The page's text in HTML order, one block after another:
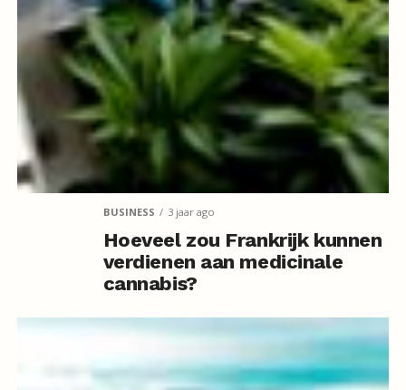
BUSINESS 3 jaar ago
Hoeveel zou Frankrijk kunnen
verdienen aan medicinale
cannabis?